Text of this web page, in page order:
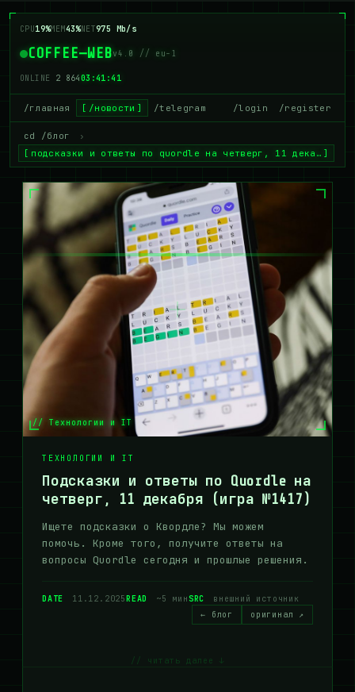
CPU19%MEM43%NET975 Mb/s
COFFEE—WEBv4.0 // eu-1
ONLINE 2 86403:41:41
/главная /новости /telegram /login /register
cd /блог
›
подсказки и ответы по quordle на четверг, 11 дека…
// Технологии и IT
ТЕХНОЛОГИИ И IT
Подсказки и ответы по Quordle на
четверг, 11 декабря (игра №1417)
Ищете подсказки о Квордле? Мы можем
помочь. Кроме того, получите ответы на
вопросы Quordle сегодня и прошлые решения.
DATE 11.12.2025READ ~5 минSRC
внешний источник
← блог
оригинал ↗
// читать далее ↓